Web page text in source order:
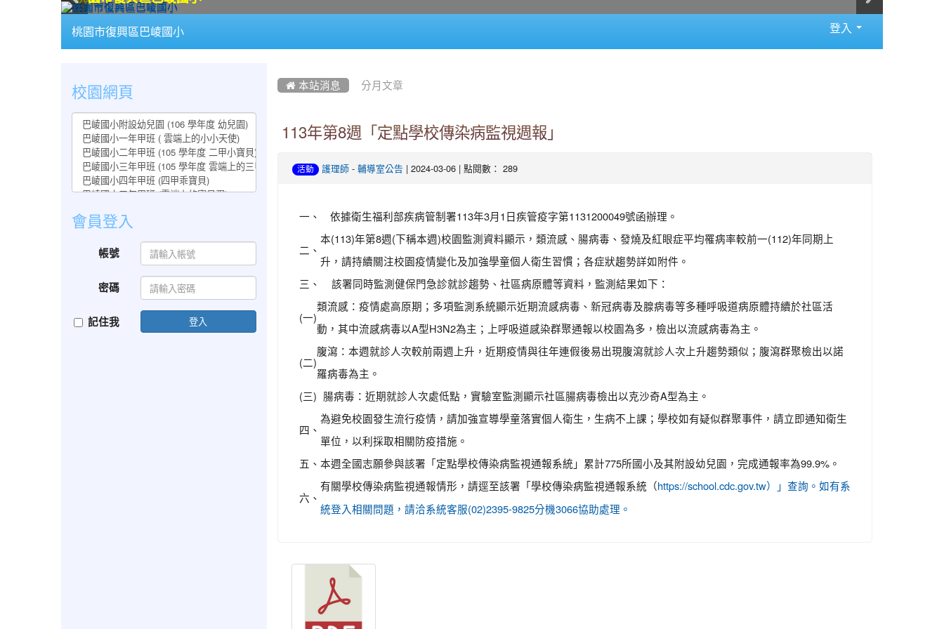
桃園市復興區巴崚國小 登入
 本站消息 分月文章
113年第8週「定點學校傳染病監視週報」
活動 護理師- 輔導室公告 | 2024-03-06 | 點閱數： 289
一、 依據衛生福利部疾病管制署113年3月1日疾管疫字第1131200049號函辦理。
二、
本(113)年第8週(下稱本週)校園監測資料顯示，類流感、腸病毒、發燒及紅眼症平均罹病率較前一(112)年同期上
升，請持續關注校園疫情變化及加強學童個人衛生習慣；各症狀趨勢詳如附件。
三、
該署同時監測健保門急診就診趨勢、社區病原體等資料，監測結果如下：
(一)
類流感：疫情處高原期；多項監測系統顯示近期流感病毒、新冠病毒及腺病毒等多種呼吸道病原體持續於社區活
動，其中流感病毒以A型H3N2為主；上呼吸道感染群聚通報以校園為多，檢出以流感病毒為主。
(二)
腹瀉：本週就診人次較前兩週上升，近期疫情與往年連假後易出現腹瀉就診人次上升趨勢類似；腹瀉群聚檢出以諾
羅病毒為主。
(三) 腸病毒：近期就診人次處低點，實驗室監測顯示社區腸病毒檢出以克沙奇A型為主。
四、
為避免校園發生流行疫情，請加強宣導學童落實個人衛生，生病不上課；學校如有疑似群聚事件，請立即通知衛生
單位，以利採取相關防疫措施。
五、 本週全國志願參與該署「定點學校傳染病監視通報系統」累計775所國小及其附設幼兒園，完成通報率為99.9%。
六、
有關學校傳染病監視通報情形，請逕至該署「學校傳染病監視通報系統（ https://school.cdc.gov.tw）」查詢。如有系
統登入相關問題，請洽系統客服(02)2395-9825分機3066協助處理。
校園網頁
會員登入
帳號
密碼
記住我 登入